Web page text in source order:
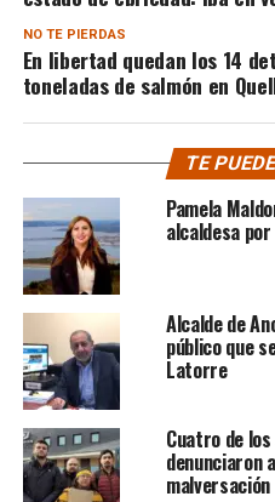
NO TE PIERDAS
En libertad quedan los 14
toneladas de salmón en
TE
Pamela
alcaldesa
Alcalde de
público que
Latorre
Cuatro de
denunciaron